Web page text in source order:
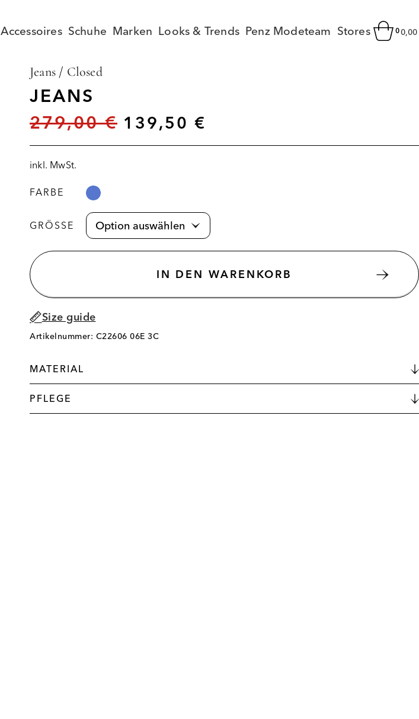
Accessoires Schuhe Marken Looks & Trends Penz Modeteam Stores 0
Jeans / Closed
JEANS
279,00€ 139,50 €
inkl. MwSt.
FARBE
GRÖSSE
IN DEN WARENKORB
Size guide
Artikelnummer: C22606 06E 3C
MATERIAL
PFLEGE